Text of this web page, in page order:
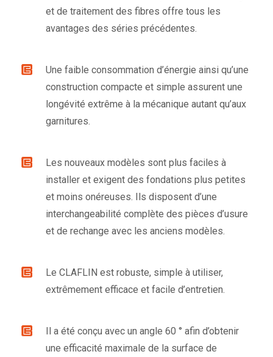
et de traitement des fibres offre tous les
avantages des séries précédentes.
Une faible consommation d’énergie ainsi qu’une
construction compacte et simple assurent une
longévité extrême à la mécanique autant qu’aux
garnitures.
Les nouveaux modèles sont plus faciles à
installer et exigent des fondations plus petites
et moins onéreuses. Ils disposent d’une
interchangeabilité complète des pièces d’usure
et de rechange avec les anciens modèles.
Le CLAFLIN est robuste, simple à utiliser,
extrêmement efficace et facile d’entretien.
Il a été conçu avec un angle 60 ° afin d’obtenir
une efficacité maximale de la surface de